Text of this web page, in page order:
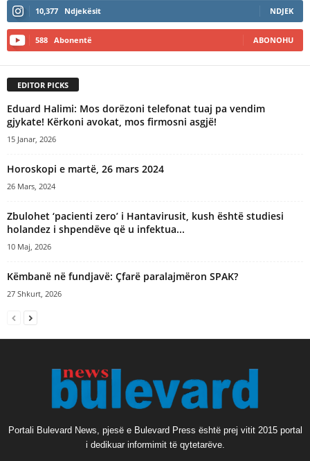
10,377 Ndjekësit NDJEK
588 Abonentë ABONOHU
EDITOR PICKS
Eduard Halimi: Mos dorëzoni telefonat tuaj pa vendim
gjykate! Kërkoni avokat, mos firmosni asgjë!
15 Janar, 2026
Horoskopi e martë, 26 mars 2024
26 Mars, 2024
Zbulohet ‘pacienti zero’ i Hantavirusit, kush është studiesi
holandez i shpendëve që u infektua...
10 Maj, 2026
Këmbanë në fundjavë: Çfarë paralajmëron SPAK?
27 Shkurt, 2026
Portali Bulevard News, pjesë e Bulevard Press është prej vitit 2015 portal
i dedikuar informimit të qytetarëve.